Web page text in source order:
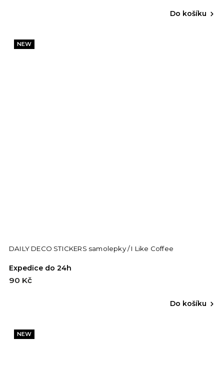
Do košíku
NEW
DAILY DECO STICKERS samolepky / I Like Coffee
Expedice do 24h
90 Kč
Do košíku
NEW